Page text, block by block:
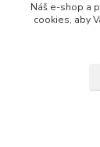
info@hvp-
Náš e-shop a
cookies, aby